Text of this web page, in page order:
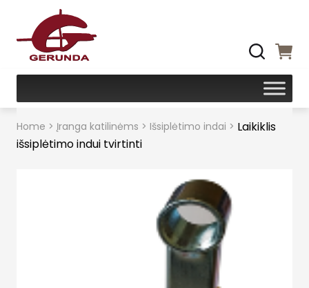
Home > Įranga katilinėms > Išsiplėtimo indai > Laikiklis
išsiplėtimo indui tvirtinti